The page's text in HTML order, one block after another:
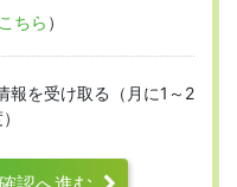
ちら ）
報を受け取る（月に1～2